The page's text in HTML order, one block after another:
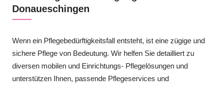
Donaueschingen
Wenn ein Pflegebedürftigkeitsfall entsteht, ist eine zügige und
sichere Pflege von Bedeutung. Wir helfen Sie detailliert zu
diversen mobilen und Einrichtungs- Pflegelösungen und
unterstützen Ihnen, passende Pflegeservices und